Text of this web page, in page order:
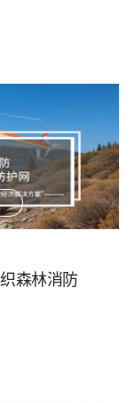
森林消防